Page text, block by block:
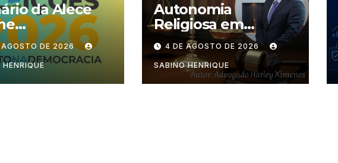
da Alece
das
durante o
eleitoral
AGOSTO DE 2026
Autonomia
Religiosa em
Julgamento: quem
decide as regras
dentro dos
templos?
4 DE AGOSTO DE 2026
SABINO HENRIQUE